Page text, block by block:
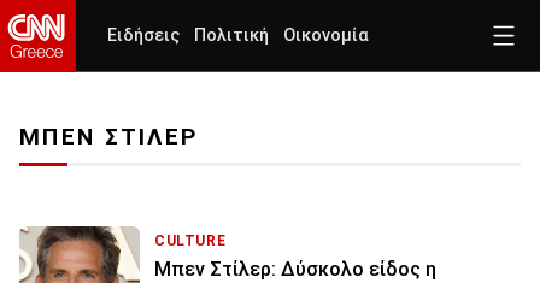
Ειδήσεις Πολιτική Οικονομία
ΜΠΕΝ ΣΤΙΛΕΡ
CULTURE
Μπεν Στίλερ: Δύσκολο είδος η